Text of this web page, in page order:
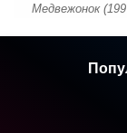
Медвежонок